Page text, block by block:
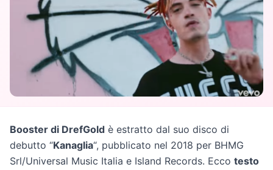
Booster di DrefGold è estratto dal suo disco di
debutto “Kanaglia“, pubblicato nel 2018 per BHMG
Srl/Universal Music Italia e Island Records. Ecco testo